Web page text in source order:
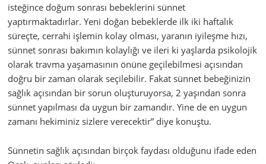
isteğince doğum sonrası bebeklerini sünnet
yaptırmaktadırlar. Yeni doğan bebeklerde ilk iki haftalık
süreçte, cerrahi işlemin kolay olması, yaranın iyileşme hızı,
sünnet sonrası bakımın kolaylığı ve ileri ki yaşlarda psikolojik
olarak travma yaşamasının önüne geçilebilmesi açısından
doğru bir zaman olarak seçilebilir. Fakat sünnet bebeğinizin
sağlık açısından bir sorun oluşturuyorsa, 2 yaşından sonra
sünnet yapılması da uygun bir zamandır. Yine de en uygun
zamanı hekiminiz sizlere verecektir” diye konuştu.
Sünnetin sağlık açısından birçok faydası olduğunu ifade eden